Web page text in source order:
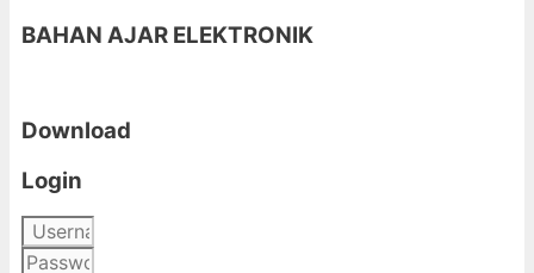
BAHAN AJAR ELEKTRONIK
Download
Login